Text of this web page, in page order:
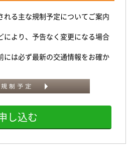
れる主な規制予定についてご案内
により、予告なく変更になる場合
には必ず最新の交通情報をお確か
し込む